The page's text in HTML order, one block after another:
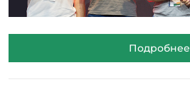
Подробнее